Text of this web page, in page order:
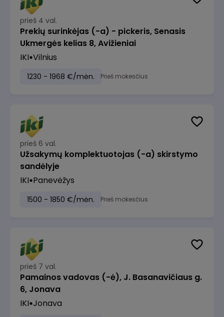
prieš 4 val.
Prekių surinkėjas (-a) - pickeris, Senasis
Ukmergės kelias 8, Avižieniai
IKI Vilnius
1230 - 1968 €/mėn. Prieš mokesčius
prieš 6 val.
Užsakymų komplektuotojas (-a) skirstymo
sandėlyje
IKI Panevėžys
1500 - 1850 €/mėn. Prieš mokesčius
prieš 7 val.
Pamainos vadovas (-ė), J. Basanavičiaus g.
6, Jonava
IKI Jonava